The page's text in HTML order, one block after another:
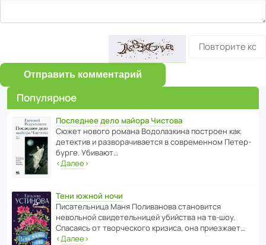
Отправить комментарий
Популярное
Последнее дело майора Чистова
Сюжет нового романа Водо­ла­з­кина пост­роен как
дете­ктив и разво­ра­чи­ва­ется в совре­менном Пете­р­
бурге. Убивают…
‹Далее›
Тени южной ночи
Писа­тель­ница Маня Поли­ва­нова стано­вится
невольной свиде­тель­ницей убийства на тв-шоу.
Спасаясь от твор­че­с­кого кризиса, она приезжает…
‹Далее›